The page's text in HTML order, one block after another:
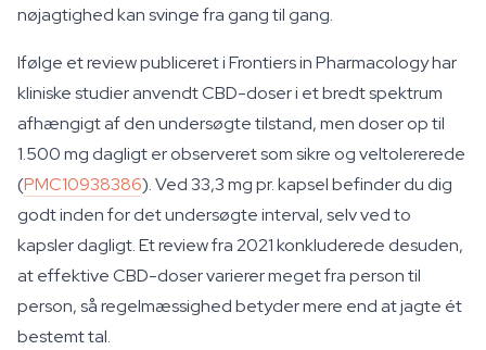
nøjagtighed kan svinge fra gang til gang.
Ifølge et review publiceret i Frontiers in Pharmacology har
kliniske studier anvendt CBD-doser i et bredt spektrum
afhængigt af den undersøgte tilstand, men doser op til
1.500 mg dagligt er observeret som sikre og veltolererede
(PMC10938386). Ved 33,3 mg pr. kapsel befinder du dig
godt inden for det undersøgte interval, selv ved to
kapsler dagligt. Et review fra 2021 konkluderede desuden,
at effektive CBD-doser varierer meget fra person til
person, så regelmæssighed betyder mere end at jagte ét
bestemt tal.